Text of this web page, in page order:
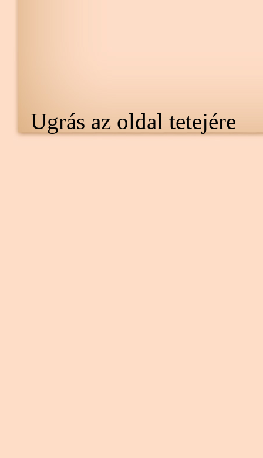
Ugrás az oldal tetejére